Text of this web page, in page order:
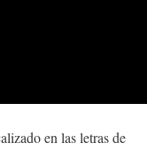
en las letras de